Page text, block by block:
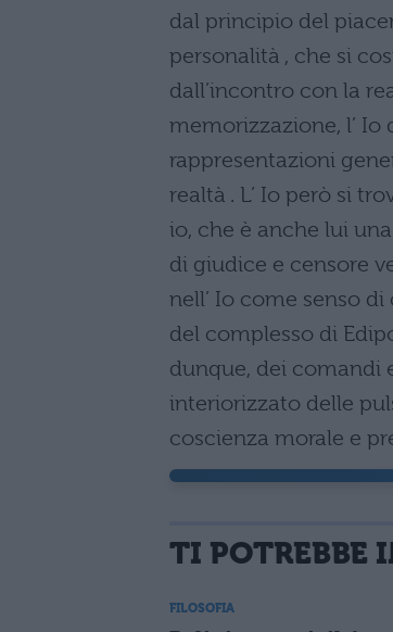
dal principio del
personalità , che si
dall’incontro con la
memorizzazione, l’
rappresentazioni
realtà . L’ Io però si
io, che è anche lui
di giudice e censore
nell’ Io come senso
del complesso di
dunque, dei comandi
interiorizzato delle
coscienza morale e
TI POTREBBE
FILOSOFIA